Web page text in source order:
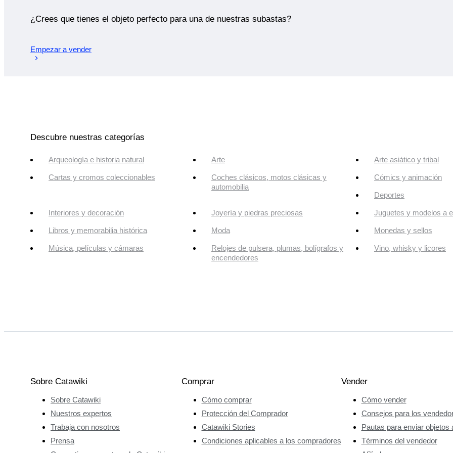
¿Crees que tienes el objeto perfecto para una de nuestras subastas?
Empezar a vender
Descubre nuestras categorías
Arqueología e historia natural Arte Arte asiático y tribal
Cartas y cromos coleccionables
Coches clásicos, motos clásicas y
automobilia
Cómics y animación
Deportes
Interiores y decoración Joyería y piedras preciosas Juguetes y modelos a
Libros y memorabilia histórica Moda Monedas y sellos
Música, películas y cámaras
Relojes de pulsera, plumas, bolígrafos y
encendedores
Vino, whisky y licores
Sobre Catawiki
Sobre Catawiki
Nuestros expertos
Trabaja con nosotros
Prensa
Comprar
Cómo comprar
Protección del Comprador
Catawiki Stories
Condiciones aplicables a los compradores
Vender
Cómo vender
Consejos para los
Pautas para enviar objetos
Términos del vendedor